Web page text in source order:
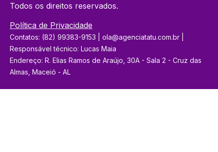
Todos os direitos reservados.
Política de Privacidade
Contatos: (82) 99383-9153 | ola@agenciatatu.com.br |
Responsável técnico: Lucas Maia
Endereço: R. Elias Ramos de Araújo, 30A - Sala 2 - Cruz das
Almas, Maceió - AL